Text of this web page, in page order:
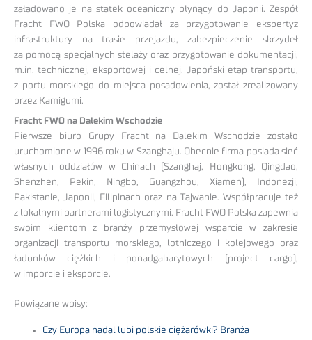
załadowano je na statek oceaniczny płynący do Japonii. Zespół
Fracht FWO Polska odpowiadał za przygotowanie ekspertyz
infrastruktury na trasie przejazdu, zabezpieczenie skrzydeł
za pomocą specjalnych stelaży oraz przygotowanie dokumentacji,
m.in. technicznej, eksportowej i celnej. Japoński etap transportu,
z portu morskiego do miejsca posadowienia, został zrealizowany
przez Kamigumi.
Fracht FWO na Dalekim Wschodzie
Pierwsze biuro Grupy Fracht na Dalekim Wschodzie zostało
uruchomione w 1996 roku w Szanghaju. Obecnie firma posiada sieć
własnych oddziałów w Chinach (Szanghaj, Hongkong, Qingdao,
Shenzhen, Pekin, Ningbo, Guangzhou, Xiamen), Indonezji,
Pakistanie, Japonii, Filipinach oraz na Tajwanie. Współpracuje też
z lokalnymi partnerami logistycznymi. Fracht FWO Polska zapewnia
swoim klientom z branży przemysłowej wsparcie w zakresie
organizacji transportu morskiego, lotniczego i kolejowego oraz
ładunków ciężkich i ponadgabarytowych (project cargo),
w imporcie i eksporcie.
Powiązane wpisy:
Czy Europa nadal lubi polskie ciężarówki? Branża